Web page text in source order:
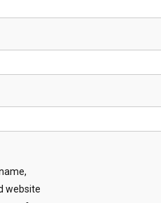
website